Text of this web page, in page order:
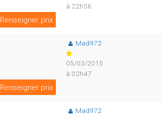
Renseigner prix
à 22h56
Renseigner prix
Mad972
05/03/2015
à 02h47
Mad972